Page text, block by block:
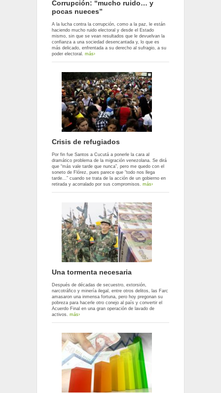
Corrupción: “mucho ruido… y
pocas nueces”
A la lucha contra la corrupción, como a la paz, le están
haciendo mucho ruido electoral y desde el Estado
mismo, sin que se vean resultados que le devuelvan la
confianza a una sociedad desencantada y, lo que es
más delicado, enfrentada a su derecho al sufragio, a su
poder electoral. más›
Crisis de refugiados
Por fin fue Santos a Cucutá a ponerle la cara al
dramático problema de la migración venezolana. Se dirá
que “más vale tarde que nunca”, pero me quedo con el
soneto de Flórez, pues parece que “todo nos llega
tarde…” cuando se trata de la acción de un gobierno en
retirada y acorralado por sus compromisos. más›
Una tormenta necesaria
Después de décadas de secuestro, extorsión,
narcotráfico y minería ilegal, entre otros delitos, las Farc
amasaron una inmensa fortuna, pero hoy pregonan su
pobreza para hacerle otro conejo al país y convertir el
Acuerdo Final en una gran operación de lavado de
activos. más›